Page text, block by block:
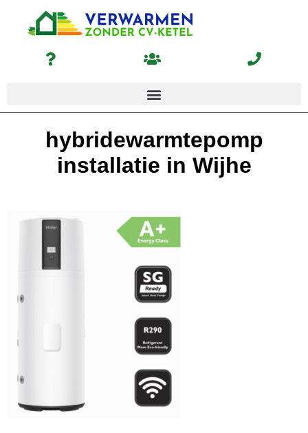
hybridewarmtepomp
installatie in Wijhe